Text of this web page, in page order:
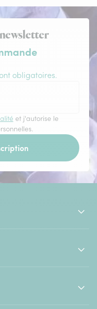
obligatoires.
et j'autorise le